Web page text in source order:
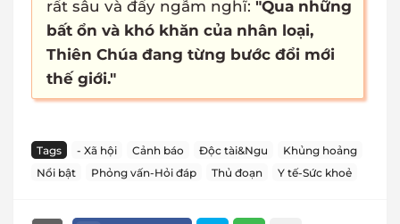
rất sâu và đầy ngẫm nghĩ: "Qua những
bất ổn và khó khăn của nhân loại,
Thiên Chúa đang từng bước đổi mới
thế giới."
Tags - Xã hội Cảnh báo Độc tài&Ngu
Khủng hoảng
Nổi bật
Phỏng vấn-Hỏi đáp Thủ đoạn Y tế-Sức khoẻ